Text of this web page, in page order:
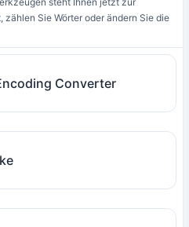
zählen Sie Wörter oder ändern Sie die
Converter